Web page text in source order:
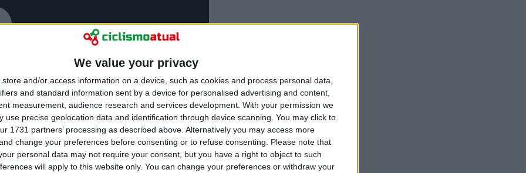
We value your privacy
store and/or access information on a device, such as cookies and process personal data,
and standard information sent by a device for personalised advertising and content,
measurement, audience research and services development. With your permission we
use precise geolocation data and identification through device scanning. You may click to
1731 partners’ processing as described above. Alternatively you may access more
change your preferences before consenting or to refuse consenting.
Please note that
personal data may not require your consent, but you have a right to object to such
will apply to this website only. You can change your preferences or withdraw your